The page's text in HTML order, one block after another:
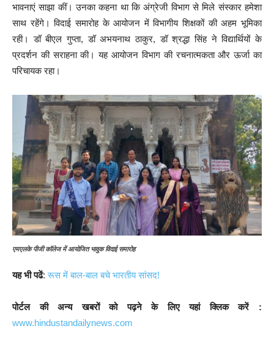
भावनाएं साझा कीं। उनका कहना था कि अंग्रेजी विभाग से मिले संस्कार हमेशा
साथ रहेंगे। विदाई समारोह के आयोजन में विभागीय शिक्षकों की अहम भूमिका
रही। डॉ बीएल गुप्ता, डॉ अभयनाथ ठाकुर, डॉ श्रद्धा सिंह ने विद्यार्थियों के
प्रदर्शन की सराहना की। यह आयोजन विभाग की रचनात्मकता और ऊर्जा का
परिचायक रहा।
एमएलके पीजी कॉलेज में आयोजित भावुक विदाई समारोह
यह भी पढें:रूस में बाल-बाल बचे भारतीय सांसद!
पोर्टल की अन्य खबरों को पढ़ने के लिए यहां क्लिक करें :
www.hindustandailynews.com